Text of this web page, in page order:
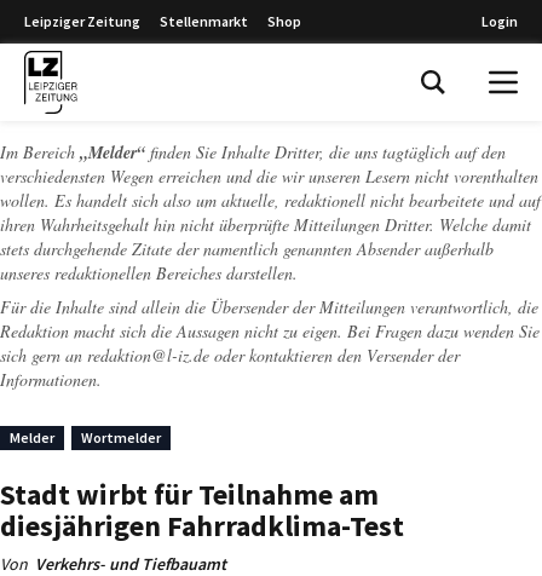
Leipziger Zeitung Stellenmarkt Shop Login
Im Bereich „Melder“ finden Sie Inhalte Dritter, die uns tagtäglich auf den
verschiedensten Wegen erreichen und die wir unseren Lesern nicht vorenthalten
wollen. Es handelt sich also um aktuelle, redaktionell nicht bearbeitete und auf
ihren Wahrheitsgehalt hin nicht überprüfte Mitteilungen Dritter. Welche damit
stets durchgehende Zitate der namentlich genannten Absender außerhalb
unseres redaktionellen Bereiches darstellen.
Für die Inhalte sind allein die Übersender der Mitteilungen verantwortlich, die
Redaktion macht sich die Aussagen nicht zu eigen. Bei Fragen dazu wenden Sie
sich gern an redaktion@l-iz.de oder kontaktieren den Versender der
Informationen.
Melder Wortmelder
Stadt wirbt für Teilnahme am
diesjährigen Fahrradklima-Test
Von Verkehrs- und Tiefbauamt